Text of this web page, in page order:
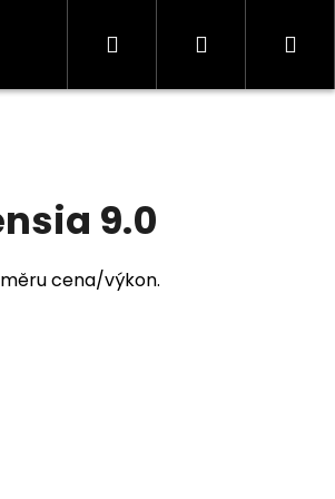
Kontakty Informace
Hledat Přihlášení
9.0
cena/výkon.